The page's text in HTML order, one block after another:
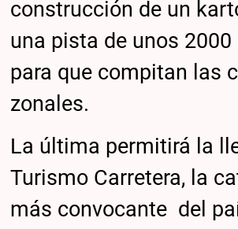
construcción de un
una pista de unos
para que compitan las
zonales.
La última permitirá la
Turismo Carretera, la
más convocante del